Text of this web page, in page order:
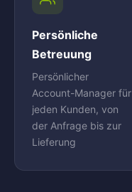
Persönliche
Betreuung
Persönlicher
Account-Manager für
jeden Kunden, von
der Anfrage bis zur
Lieferung